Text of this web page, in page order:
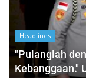
Headlines
"Pulanglah
Kebanggaan."